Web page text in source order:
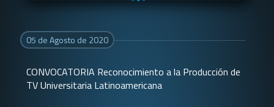
05 de Agosto de 2020
CONVOCATORIA Reconocimiento a la Producción de
TV Universitaria Latinoamericana